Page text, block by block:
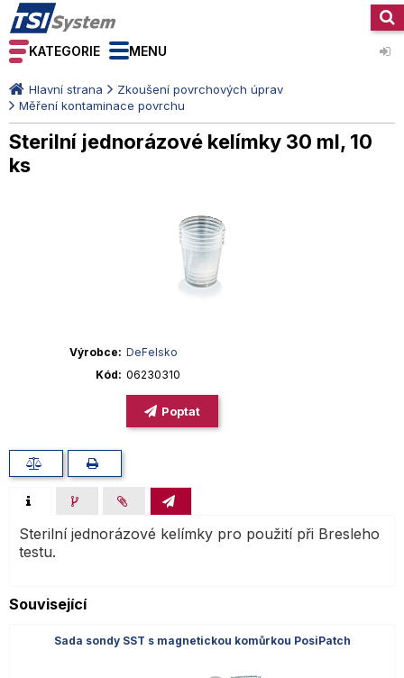
KATEGORIE MENU
Hlavní strana
Zkoušení povrchových úprav
Měření kontaminace povrchu
Sterilní jednorázové kelímky 30 ml, 10
ks
Výrobce
DeFelsko
Kód
06230310
Poptat
Sterilní jednorázové kelímky pro použití při Bresleho
testu.
Související
Sada sondy SST s magnetickou komůrkou PosiPatch